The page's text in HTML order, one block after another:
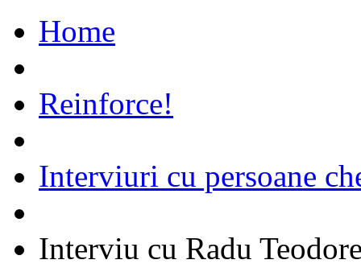
Home
Reinforce!
Interviuri cu persoane
Interviu cu Radu